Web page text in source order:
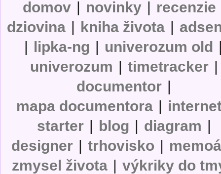
domov | novinky | recenzie
dziovina | kniha života |
| lipka-ng | univerozum old
univerozum | timetracker |
documentor |
mapa documentora |
starter | blog | diagram |
designer | trhovisko |
zmysel života | výkriky do